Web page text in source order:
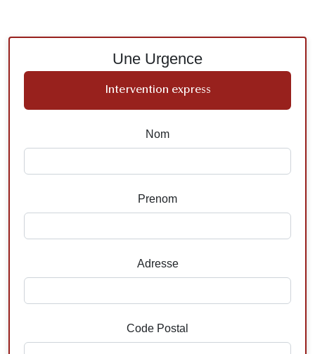
Une Urgence
Intervention express
Nom
Prenom
Adresse
Code Postal